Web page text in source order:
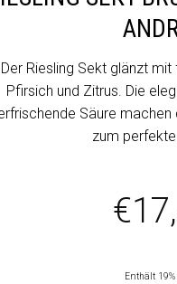
Der Riesling Sekt glänzt
Pfirsich und Zitrus. Die
Säure
zum
€
Enthält 19%